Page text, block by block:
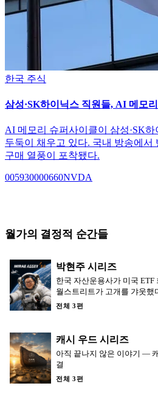
한국 주식
삼성·SK하이닉스 직원들, AI 메모
AI 메모리 슈퍼사이클이 삼성·SK
두둑이 채우고 있다. 국내 방송에서
구매 열풍이 포착됐다.
005930000660NVDA
월가의 결정적 순간들
박현주 시리즈
한국 자산운용사가 미국 ETF
월스트리트가 고개를 갸웃했
X 운용자산은 50조 원을 넘었
전체 3편
캐시 우드 시리즈
아직 끝나지 않은 이야기 —
결
전체 3편